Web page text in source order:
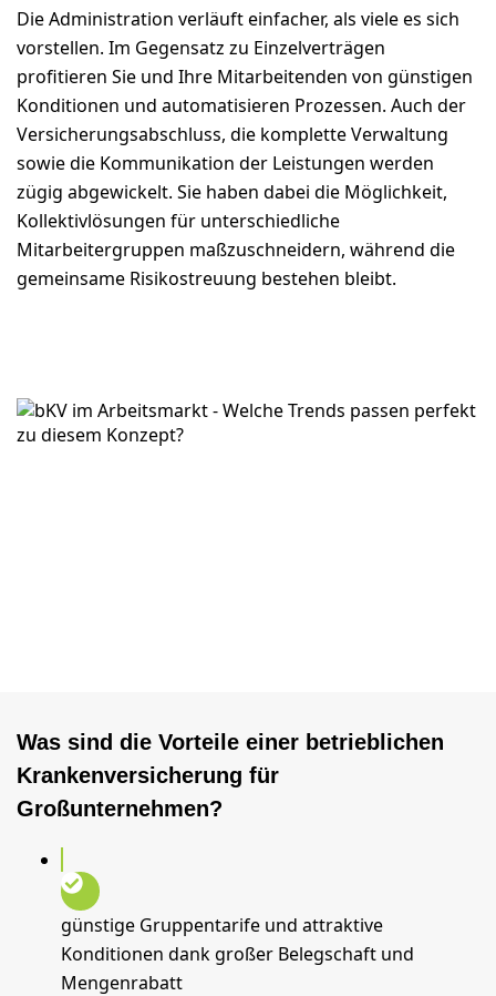
Die Administration verläuft einfacher, als viele es sich
vorstellen. Im Gegensatz zu Einzelverträgen
profitieren Sie und Ihre Mitarbeitenden von günstigen
Konditionen und automatisieren Prozessen. Auch der
Versicherungsabschluss, die komplette Verwaltung
sowie die Kommunikation der Leistungen werden
zügig abgewickelt. Sie haben dabei die Möglichkeit,
Kollektivlösungen für unterschiedliche
Mitarbeitergruppen maßzuschneidern, während die
gemeinsame Risikostreuung bestehen bleibt.
Was sind die Vorteile einer betrieblichen
Krankenversicherung für
Großunternehmen?
günstige Gruppentarife und attraktive
Konditionen dank großer Belegschaft und
Mengenrabatt